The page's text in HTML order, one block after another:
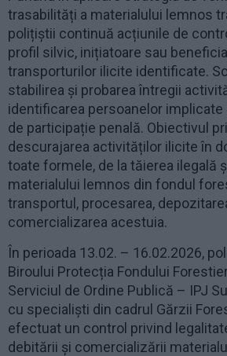
trasabilități a materialului lemnos
polițiștii continuă acțiunile de
profil silvic, inițiatoare sau
transporturilor ilicite identificate.
stabilirea și probarea întregii
identificarea persoanelor
de participație penală. Obiectivul
descurajarea activităților ilicite în
toate formele, de la tăierea ilegală
materialului lemnos din fondul
transportul, procesarea,
comercializarea acestuia.
În perioada 13.02. – 16.02.2026,
Biroului Protecția Fondului
Serviciul de Ordine Publică – IPJ
cu specialiști din cadrul Gărzii
efectuat un control privind
debitării și comercializării